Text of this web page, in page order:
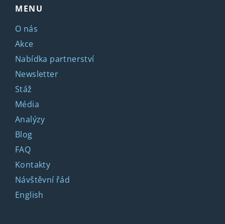
MENU
O nás
Akce
Nabídka partnerství
Newsletter
Stáž
Média
Analýzy
Blog
FAQ
Kontakty
Návštěvní řád
English